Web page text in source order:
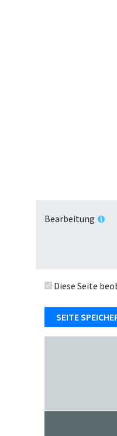
Bearbeitung
Diese Seite